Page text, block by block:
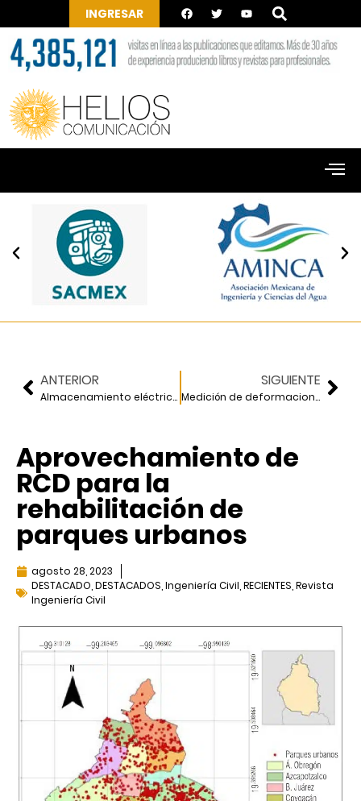
INGRESAR
ANTERIOR
Almacenamiento eléctrico de corta y larga duración
SIGUIENTE
Medición de deformaciones del terreno con satélite radar para el monitoreo de infraestructuras
Aprovechamiento de
RCD para la
rehabilitación de
parques urbanos
agosto 28, 2023
DESTACADO DESTACADOS Ingeniería Civil RECIENTES Revista
Ingeniería Civil